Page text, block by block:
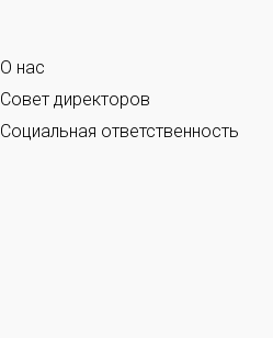
О нас
Совет директоров
Социальная ответственность